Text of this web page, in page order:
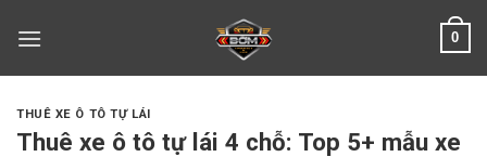
0
THUÊ XE Ô TÔ TỰ LÁI
Thuê xe ô tô tự lái 4 chỗ: Top 5+ mẫu xe